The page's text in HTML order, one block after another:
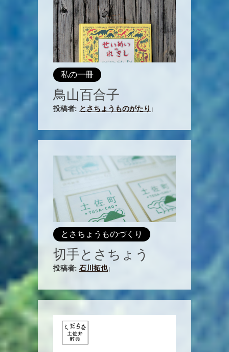
私の一冊
鳥山百合子
投稿者: とさちょうものがたり
とさちょうものづくり
切手とさちょう
投稿者: 石川拓也|